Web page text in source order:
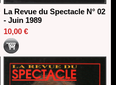
La Revue du Spectacle N° 02
- Juin 1989
10,00 €